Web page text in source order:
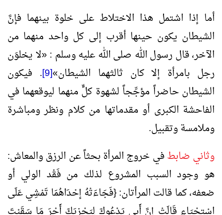
أما إذا اشتمل هذا الاختلاط على خلوة بينهما فإنَّ
الشيطان يكون حينها أقرب إلى كل واحد منهما من
الآخر، قال رسول الله صلى الله عليه وسلم :«لا يخلوَن
رجل بامرأة إلا كان ثالثهما الشيطان»
[9] . فيكون
الشيطان حاضراً مؤجِّجاً لشهوة كلٍّ منهما ليوقعهما في
الفاحشة الكبرى أو مقدماتها من كلام ونظر ومباشرة
وملامسة وتقبيل.
وثاني ضابطفي خروج المرأة بحثاً عن الرزق والمعاش:
هو وجود السبب المشروع لذلك من فَقْد الولي أو
ضعفه، كما قالت المرأتان: {فَجَاءَتْهُ إحْدَاهُمَا تَمْشِي عَلَى